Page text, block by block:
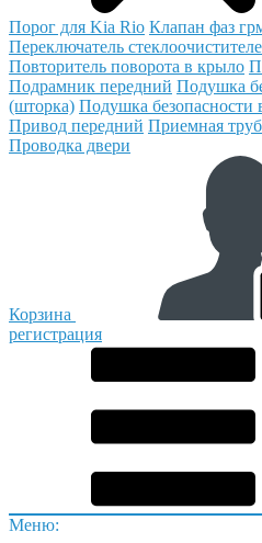
Порог для Kia Rio Клапан фаз
Переключатель
Повторитель поворота в крыло
Подрамник передний Подушка
(шторка) Подушка безопасности
Привод передний Приемная
Проводка двери
Корзина
регистрация
Меню: